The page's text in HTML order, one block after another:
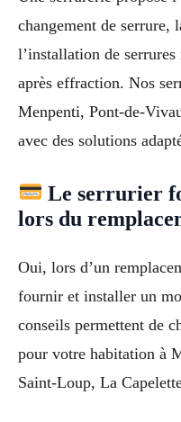
changement de serrure,
l’installation de
après effraction. Nos
Menpenti, Pont-de-
avec des solutions
Le serrurier
lors du
Oui, lors d’un
fournir et installer un
conseils permettent de
pour votre habitation à
Saint-Loup, La